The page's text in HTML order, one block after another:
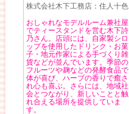
株式会社木下工務店：住人十色
おしゃれなモデルルーム兼社屋
でティースタンドを営む木下詩
乃さん。店頭には、自家製シロ
ップを使用したドリンク・お菓
子・地元作家による手づくり雑
貨などが並んでいます。季節の
フルーツや麹などの発酵食品で
体が喜び、ハーブの香りで癒さ
れ心も喜ぶ。さらには、地域社
会とつながり、新しいことと触
れ合える場所を提供していま
す。